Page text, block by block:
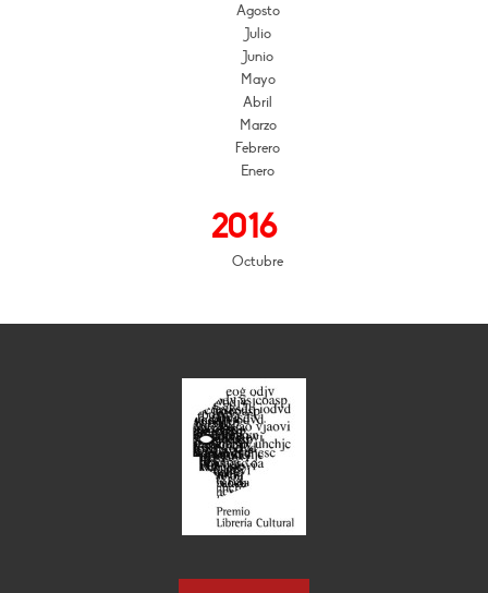
Agosto
Julio
Junio
Mayo
Abril
Marzo
Febrero
Enero
2016
Octubre